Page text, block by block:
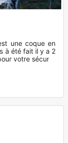
une coque en
à été fait il y a 2
votre sécurit